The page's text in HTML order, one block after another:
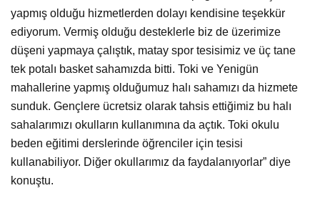
yapmış olduğu hizmetlerden dolayı kendisine teşekkür
ediyorum. Vermiş olduğu desteklerle biz de üzerimize
düşeni yapmaya çalıştık, matay spor tesisimiz ve üç tane
tek potalı basket sahamızda bitti. Toki ve Yenigün
mahallerine yapmış olduğumuz halı sahamızı da hizmete
sunduk. Gençlere ücretsiz olarak tahsis ettiğimiz bu halı
sahalarımızı okulların kullanımına da açtık. Toki okulu
beden eğitimi derslerinde öğrenciler için tesisi
kullanabiliyor. Diğer okullarımız da faydalanıyorlar” diye
konuştu.